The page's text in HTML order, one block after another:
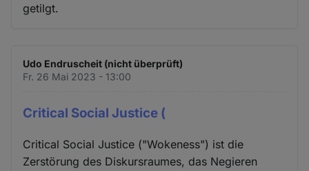
getilgt.
Udo Endruscheit (nicht überprüft)
Fr. 26 Mai 2023 - 13:00
Critical Social Justice (
Critical Social Justice ("Wokeness") ist die
Zerstörung des Diskursraumes, das Negieren